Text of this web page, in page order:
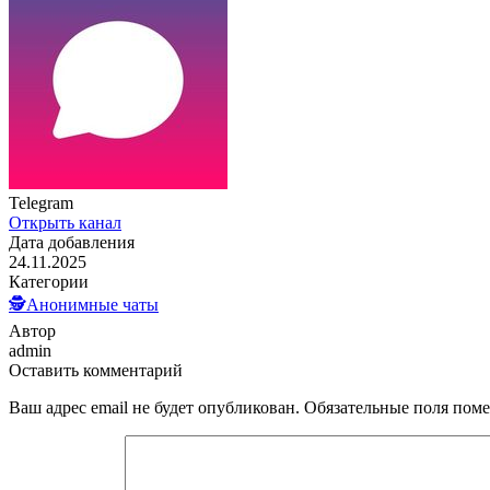
Telegram
Открыть канал
Дата добавления
24.11.2025
Категории
🕵️Анонимные чаты
Автор
admin
Оставить комментарий
Ваш адрес email не будет опубликован. Обязательные поля